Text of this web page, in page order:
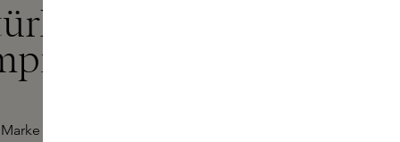
hat sich der Herstellung